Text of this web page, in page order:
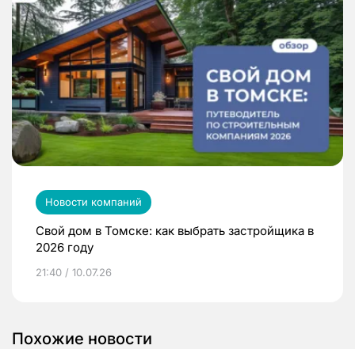
Новости компаний
Свой дом в Томске: как выбрать застройщика в
2026 году
21:40 / 10.07.26
Похожие новости